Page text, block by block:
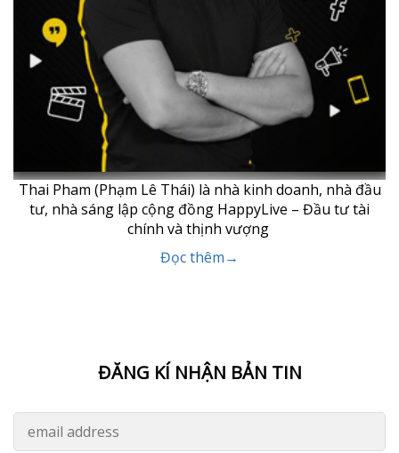
Thai Pham (Phạm Lê Thái) là nhà kinh doanh, nhà đầu
tư, nhà sáng lập cộng đồng HappyLive – Đầu tư tài
chính và thịnh vượng
Đọc thêm→
ĐĂNG KÍ NHẬN BẢN TIN